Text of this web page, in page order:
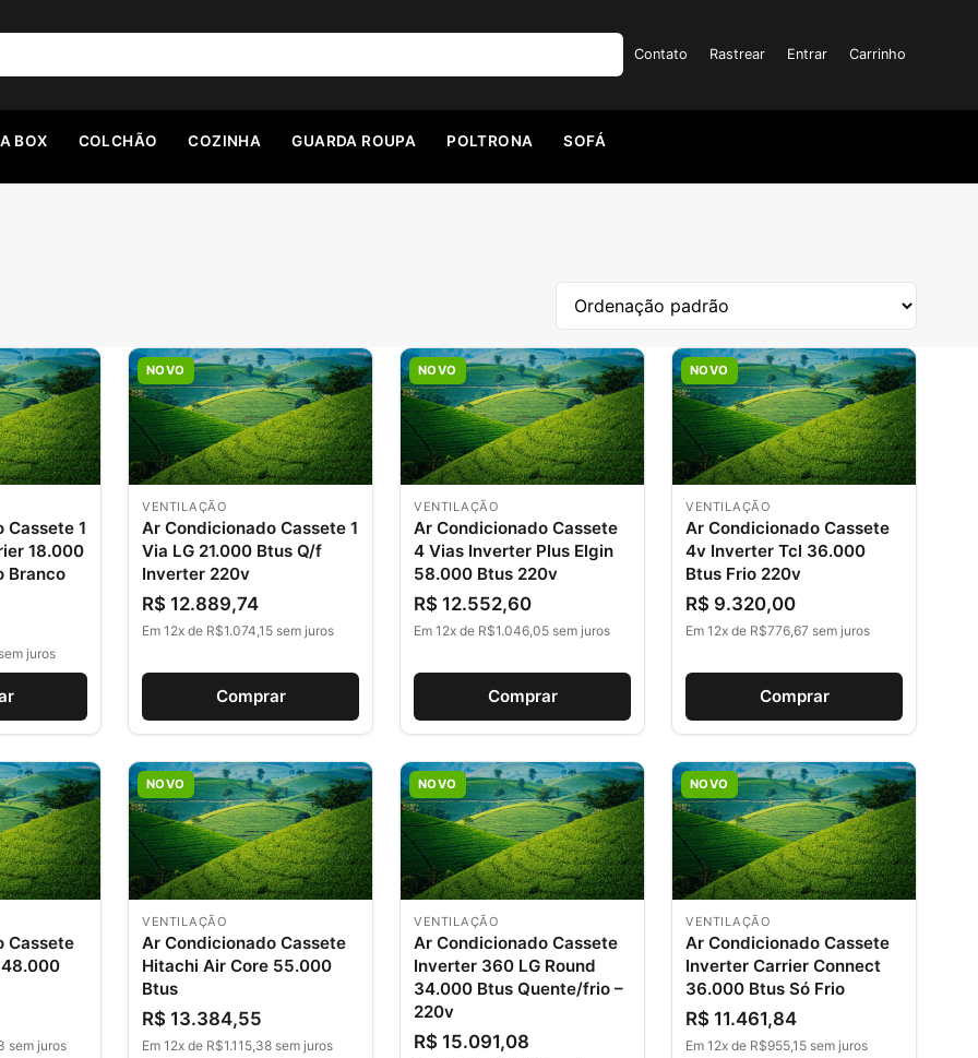
Contato Rastrear Entrar Carrinho
BOX COLCHÃO COZINHA GUARDA ROUPA POLTRONA SOFÁ
Cassete 1
18.000
Branco
juros
NOVO
VENTILAÇÃO
Ar Condicionado Cassete 1
Via LG 21.000 Btus Q/f
Inverter 220v
R$ 12.889,74
Em 12x de R$1.074,15 sem juros
Comprar
NOVO
VENTILAÇÃO
Ar Condicionado Cassete
4 Vias Inverter Plus Elgin
58.000 Btus 220v
R$ 12.552,60
Em 12x de R$1.046,05 sem juros
Comprar
NOVO
VENTILAÇÃO
Ar Condicionado Cassete
4v Inverter Tcl 36.000
Btus Frio 220v
R$ 9.320,00
Em 12x de R$776,67 sem juros
Comprar
Cassete
sem juros
NOVO
VENTILAÇÃO
Ar Condicionado Cassete
Hitachi Air Core 55.000
Btus
R$ 13.384,55
Em 12x de R$1.115,38 sem juros
NOVO
VENTILAÇÃO
Ar Condicionado Cassete
Inverter 360 LG Round
34.000 Btus Quente/frio –
220v
R$ 15.091,08
NOVO
VENTILAÇÃO
Ar Condicionado Cassete
Inverter Carrier Connect
36.000 Btus Só Frio
R$ 11.461,84
Em 12x de R$955,15 sem juros